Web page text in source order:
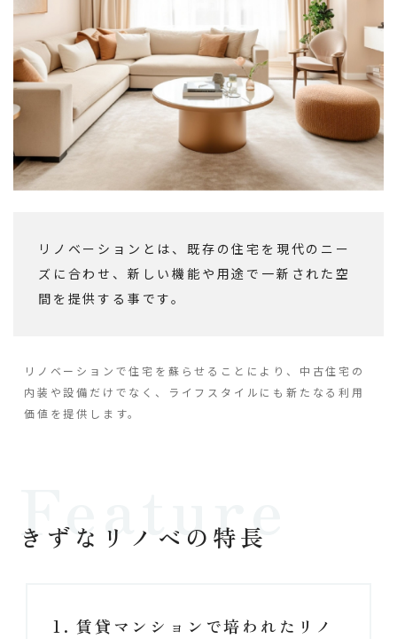
リノベーションとは、既存の住宅を現代のニー
ズに合わせ、新しい機能や用途で一新された空
間を提供する事です。
リノベーションで住宅を蘇らせることにより、中古住宅の
内装や設備だけでなく、ライフスタイルにも新たなる利用
価値を提供します。
きずなリノベの特長
賃貸マンションで培われたリノ